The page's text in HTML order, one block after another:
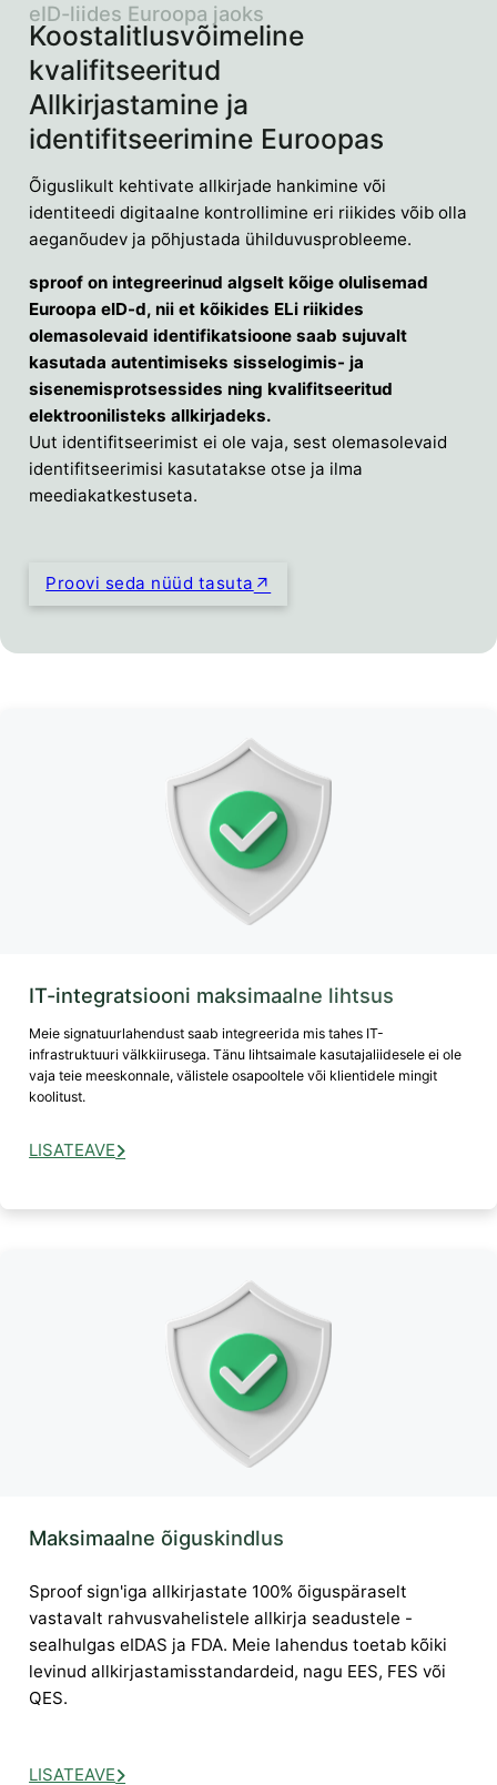
Koostalitlusvõimeline
kvalifitseeritud
Allkirjastamine ja
identifitseerimine Euroopas
eID-liides Euroopa jaoks
Õiguslikult kehtivate allkirjade hankimine või
identiteedi digitaalne kontrollimine eri riikides võib olla
aeganõudev ja põhjustada ühilduvusprobleeme.
sproof on integreerinud algselt kõige olulisemad
Euroopa eID-d, nii et kõikides ELi riikides
olemasolevaid identifikatsioone saab sujuvalt
kasutada autentimiseks sisselogimis- ja
sisenemisprotsessides ning kvalifitseeritud
elektroonilisteks allkirjadeks.
Uut identifitseerimist ei ole vaja, sest olemasolevaid
identifitseerimisi kasutatakse otse ja ilma
meediakatkestuseta.
Proovi seda nüüd tasuta
IT-integratsiooni maksimaalne lihtsus
Meie signatuurlahendust saab integreerida mis tahes IT-
infrastruktuuri välkkiirusega. Tänu lihtsaimale kasutajaliidesele ei ole
vaja teie meeskonnale, välistele osapooltele või klientidele mingit
koolitust.
LISATEAVE
Maksimaalne õiguskindlus
Sproof sign'iga allkirjastate 100% õiguspäraselt
vastavalt rahvusvahelistele allkirja seadustele -
sealhulgas eIDAS ja FDA. Meie lahendus toetab kõiki
levinud allkirjastamisstandardeid, nagu EES, FES või
QES.
LISATEAVE